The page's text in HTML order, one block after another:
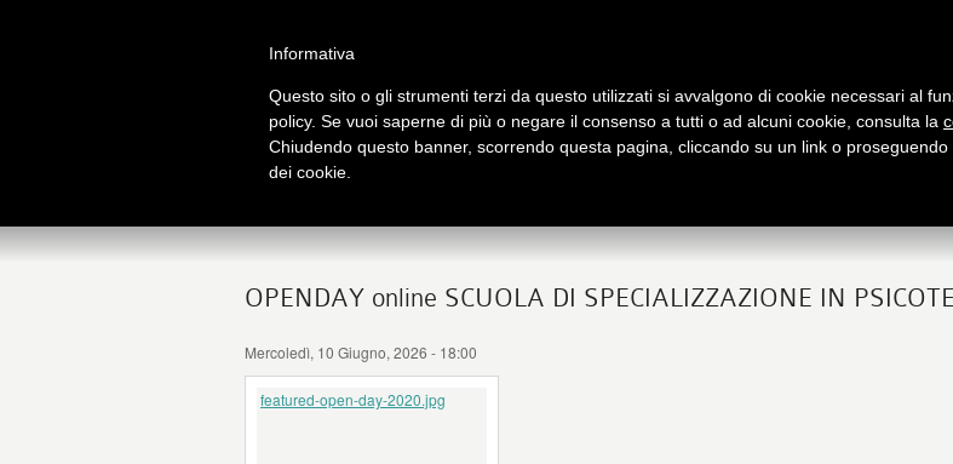
Home
Galleria immagini
PRESENTAZIONE
tutto su Logos
PUBBLICAZIONI
Libri e riviste Le
OPENDAY online SCUOLA DI SPECIALIZZAZIONE IN
Mercoledì, 10 Giugno, 2026 - 18:00
featured-open-day-2020.jpg
Informativa
Questo sito o gli strumenti terzi da questo utilizzati si avvalgono di cookie necessari al
policy. Se vuoi saperne di più o negare il consenso a tutti o ad alcuni cookie, consulta la
Chiudendo questo banner, scorrendo questa pagina, cliccando su un link o
dei cookie.